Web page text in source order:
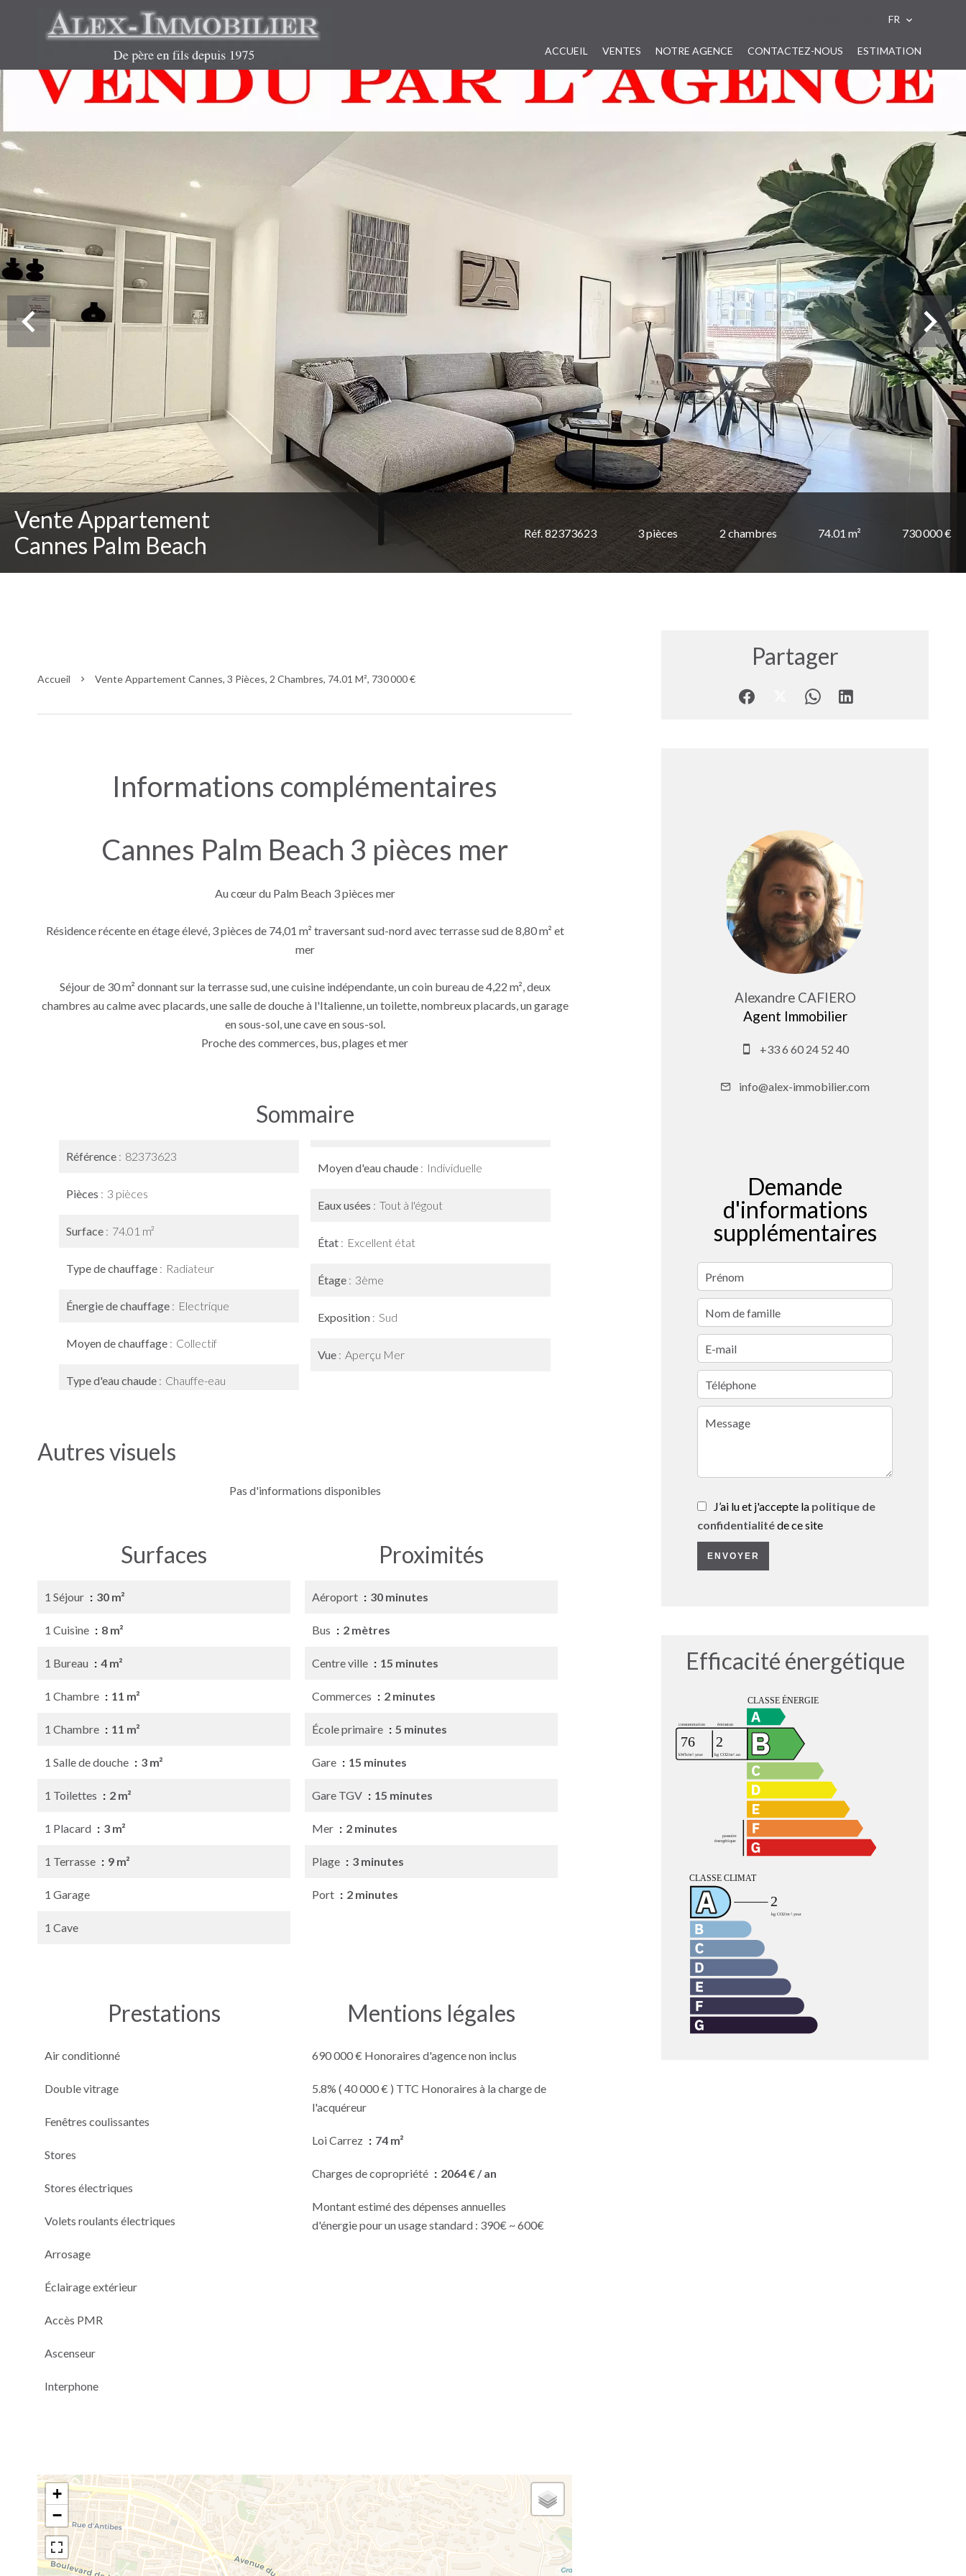
FR
ACCUEIL VENTES NOTRE AGENCE CONTACTEZ-NOUS ESTIMATION
Vente Appartement
Cannes Palm Beach
Réf. 82373623 3 pièces 2 chambres 74.01 m² 730 000 €
Accueil Vente Appartement Cannes, 3 Pièces, 2 Chambres, 74.01 M², 730 000 €
Informations complémentaires
Cannes Palm Beach 3 pièces mer
Au cœur du Palm Beach 3 pièces mer
Résidence récente en étage élevé, 3 pièces de 74,01 m² traversant sud-nord avec terrasse sud de 8,80 m² et
mer
Séjour de 30 m² donnant sur la terrasse sud, une cuisine indépendante, un coin bureau de 4,22 m², deux
chambres au calme avec placards, une salle de douche à l'Italienne, un toilette, nombreux placards, un garage
en sous-sol, une cave en sous-sol.
Proche des commerces, bus, plages et mer
Sommaire
Référence 82373623
Pièces 3 pièces
Surface 74.01 m²
Type de chauffage Radiateur
Énergie de chauffage Electrique
Moyen de chauffage Collectif
Type d'eau chaude Chauffe-eau
Moyen d'eau chaude Individuelle
Eaux usées Tout à l'égout
État Excellent état
Étage 3ème
Exposition Sud
Vue Aperçu Mer
Autres visuels
Pas d'informations disponibles
Surfaces
1 Séjour 30 m²
1 Cuisine 8 m²
1 Bureau 4 m²
1 Chambre 11 m²
1 Chambre 11 m²
1 Salle de douche 3 m²
1 Toilettes 2 m²
1 Placard 3 m²
1 Terrasse 9 m²
1 Garage
1 Cave
Proximités
Aéroport 30 minutes
Bus 2 mètres
Centre ville 15 minutes
Commerces 2 minutes
École primaire 5 minutes
Gare 15 minutes
Gare TGV 15 minutes
Mer 2 minutes
Plage 3 minutes
Port 2 minutes
Prestations
Air conditionné
Double vitrage
Fenêtres coulissantes
Stores
Stores électriques
Volets roulants électriques
Arrosage
Éclairage extérieur
Accès PMR
Ascenseur
Interphone
Mentions légales
690 000 € Honoraires d'agence non inclus
5.8% ( 40 000 € ) TTC Honoraires à la charge de
l'acquéreur
Loi Carrez 74 m²
Charges de copropriété 2064 € / an
Montant estimé des dépenses annuelles
d'énergie pour un usage standard : 390€ ~ 600€
+
−
Partager
Alexandre CAFIERO
Agent Immobilier
+33 6 60 24 52 40
info@alex-immobilier.com
Demande
d'informations
supplémentaires
J’ai lu et j'accepte la politique de
confidentialitéde ce site
ENVOYER
Efficacité énergétique